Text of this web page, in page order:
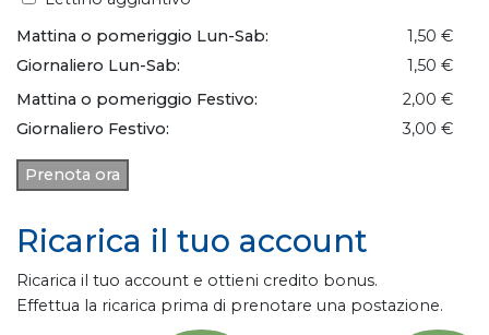
Mattina o pomeriggio Lun-Sab:
1,50 €
Giornaliero Lun-Sab:
1,50 €
Mattina o pomeriggio Festivo:
2,00 €
Giornaliero Festivo:
3,00 €
Prenota ora
Ricarica il tuo account
Ricarica il tuo account e ottieni credito bonus.
Effettua la ricarica prima di prenotare una postazione.